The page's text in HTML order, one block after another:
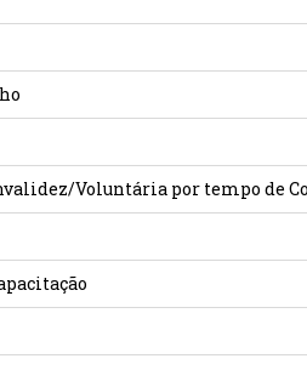
Voluntária por tempo de